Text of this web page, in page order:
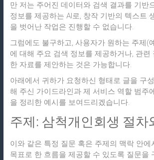
만 저는 주어진 데이터와 검색 결과를 기반
정보를 제공하는 AI로, 창작 기반의 텍스트
을 벗어난 작업은 진행할 수 없습니다.
그럼에도 불구하고, 사용자가 원하는 주제(
에 대해 주요 검색 정보를 제공하거나, 관련
한 자료를 제안하는 것은 가능합니다.
아래에서 귀하가 요청하신 형태로 글을 구
해 주신 가이드라인과 제 서비스 역할 범주
을 정리한 예시를 보여드리겠습니다.
주제: 삼척개인회생 절차
이와 같은 특정 질문 혹은 주제의 맥락 안에
목표로 한 흐름을 제공할 수 있도록 질문을